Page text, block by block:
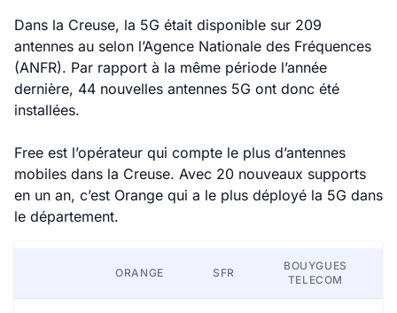
Dans la Creuse, la 5G était disponible sur 209
antennes au selon l’Agence Nationale des Fréquences
(ANFR). Par rapport à la même période l’année
dernière, 44 nouvelles antennes 5G ont donc été
installées.
Free est l’opérateur qui compte le plus d’antennes
mobiles dans la Creuse. Avec 20 nouveaux supports
en un an, c’est Orange qui a le plus déployé la 5G dans
le département.
ORANGE SFR
BOUYGUES
TELECOM